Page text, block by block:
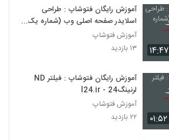
۱۴:۴۷
آموزش رایگان فتوشاپ : طراحی
اسلایدر صفحه اصلی وب (شماره یک)
لرنینگ24 - l24.ir
آموزش فتوشاپ
۱۳ بازدید
۰۱:۵۲
آموزش رایگان فتوشاپ : فیلتر ND
لرنینگ24 - l24.ir
آموزش فتوشاپ
۲۲ بازدید